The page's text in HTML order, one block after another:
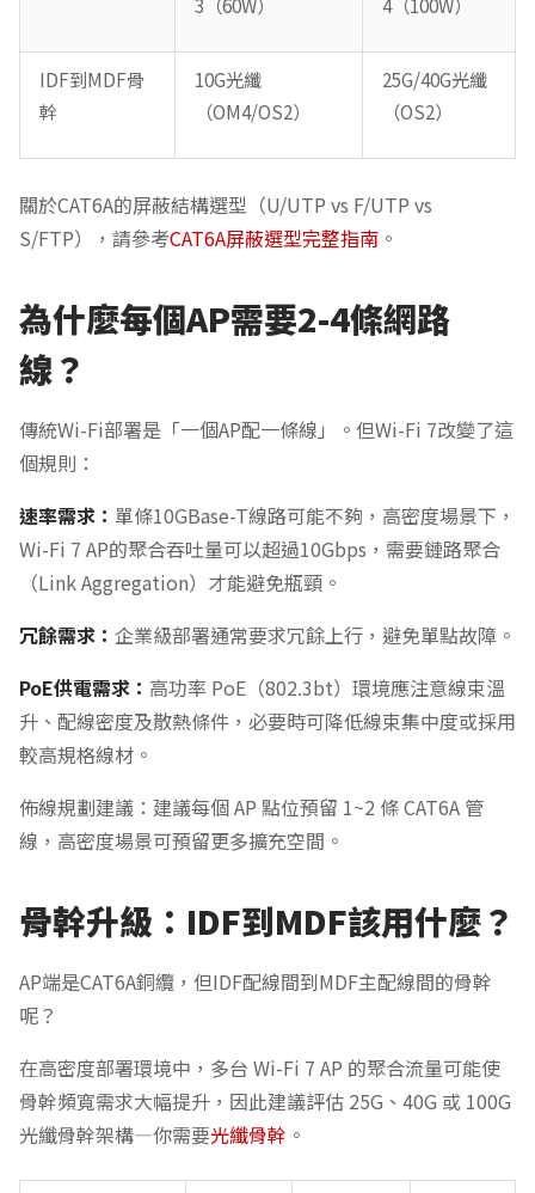
IDF到MDF骨
幹
10G光纖
（OM4/OS2）
25G/40G光纖
（OS2）
關於CAT6A的屏蔽結構選型（U/UTP vs F/UTP vs
S/FTP），請參考CAT6A屏蔽選型完整指南 。
為什麼每個AP需要2-4條網路
線？
傳統Wi-Fi部署是「一個AP配一條線」。但Wi-Fi 7改變了這
個規則：
速率需求： 單條10GBase-T線路可能不夠，高密度場景下，
Wi-Fi 7 AP的聚合吞吐量可以超過10Gbps，需要鏈路聚合
（Link Aggregation）才能避免瓶頸。
冗餘需求： 企業級部署通常要求冗餘上行，避免單點故障。
PoE供電需求： 高功率 PoE（802.3bt）環境應注意線束溫
升、配線密度及散熱條件，必要時可降低線束集中度或採用
較高規格線材。
佈線規劃建議：建議每個 AP 點位預留 1~2 條 CAT6A 管
線，高密度場景可預留更多擴充空間。
骨幹升級：IDF到MDF該用什麼？
AP端是CAT6A銅纜，但IDF配線間到MDF主配線間的骨幹
呢？
在高密度部署環境中，多台 Wi-Fi 7 AP 的聚合流量可能使
骨幹頻寬需求大幅提升，因此建議評估 25G、40G 或 100G
光纖骨幹架構—你需要光纖骨幹 。